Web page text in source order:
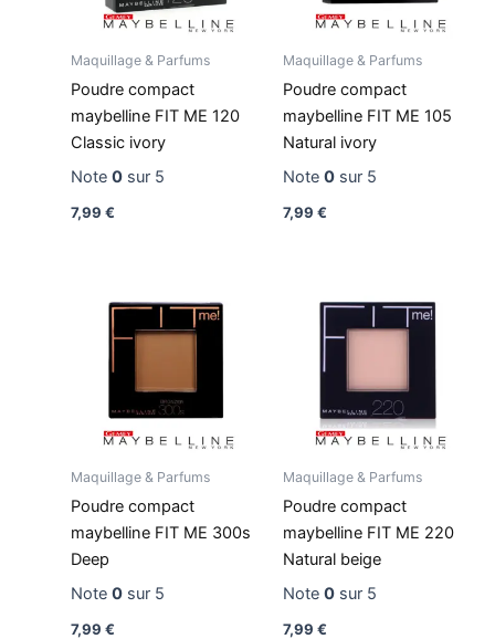
Maquillage & Parfums
Poudre compact
maybelline FIT ME 120
Classic ivory
Note 0sur 5
7,99 €
Maquillage & Parfums
Poudre compact
maybelline FIT ME 105
Natural ivory
Note 0sur 5
7,99 €
Maquillage & Parfums
Poudre compact
maybelline FIT ME 300s
Deep
Note 0sur 5
7,99 €
Maquillage & Parfums
Poudre compact
maybelline FIT ME 220
Natural beige
Note 0sur 5
7,99 €